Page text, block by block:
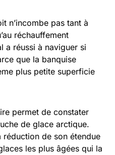
n’incombe pas tant à
réchauffement
a réussi à naviguer si
que la banquise
plus petite superficie
permet de constater
de glace arctique.
réduction de son étendue
les plus âgées qui la